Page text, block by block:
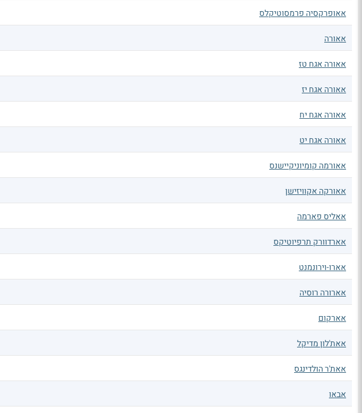
אאופרקסיה פרמסוטיקלס
אאורה
אאורה אגח טז
אאורה אגח יז
אאורה אגח יח
אאורה אגח יט
אאורמה קומיוניקיישנס
אאורקה אקוויזישן
אאליס פארמה
אארדוורק תרפיוטיקס
אארו-וירונמנט
אארורה רוסיה
אארקום
אאת'לון מדיקל
אאת'ר הולדינגס
אבאו